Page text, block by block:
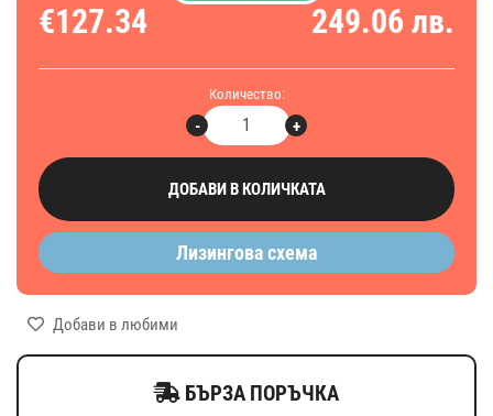
€127.34 249.06 лв.
Количество:
+
-
ДОБАВИ В КОЛИЧКАТА
Лизингова схема
Добави в любими
БЪРЗА ПОРЪЧКА